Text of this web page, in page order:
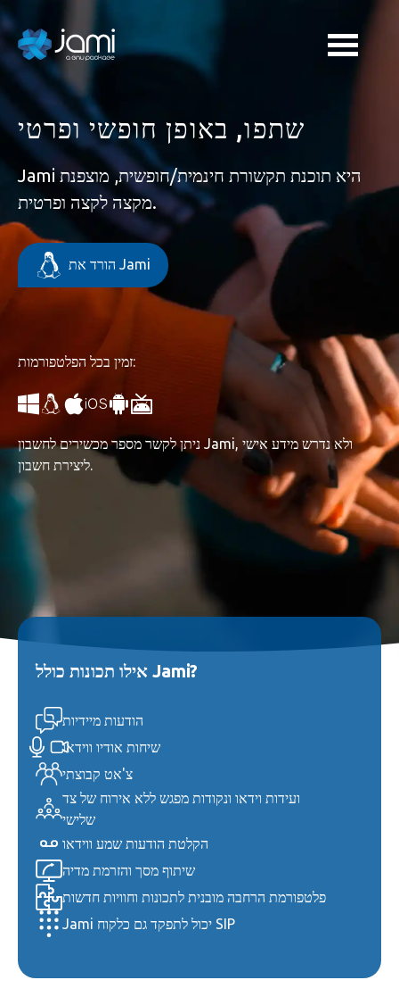
שתפו, באופן חופשי ופרטי
Jami היא תוכנת תקשורת חינמית/חופשית, מוצפנת
מקצה לקצה ופרטית.
הורד את Jami
זמין בכל הפלטפורמות:
ניתן לקשר מספר מכשירים לחשבון Jami, ולא נדרש מידע אישי
ליצירת חשבון.
אילו תכונות כולל Jami?
הודעות מיידיות
שיחות אודיו ווידאו
צ'אט קבוצתי
ועידות וידאו ונקודות מפגש ללא אירוח של צד
שלישי
הקלטת הודעות שמע ווידאו
שיתוף מסך והזרמת מדיה
פלטפורמת הרחבה מובנית לתכונות וחוויות חדשות
Jami יכול לתפקד גם כלקוח SIP